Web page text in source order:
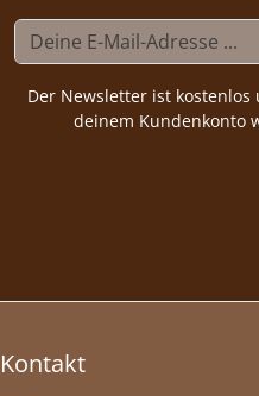
Der Newsletter ist
deinem Kundenkonto
Kontakt